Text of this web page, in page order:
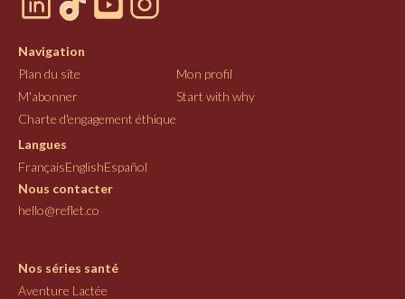
Navigation
Plan du site
Mon profil
M'abonner
Start with why
Charte d'engagement éthique
Langues
FrançaisEnglishEspañol
Nous contacter
hello@reflet.co
Nos séries santé
Aventure Lactée